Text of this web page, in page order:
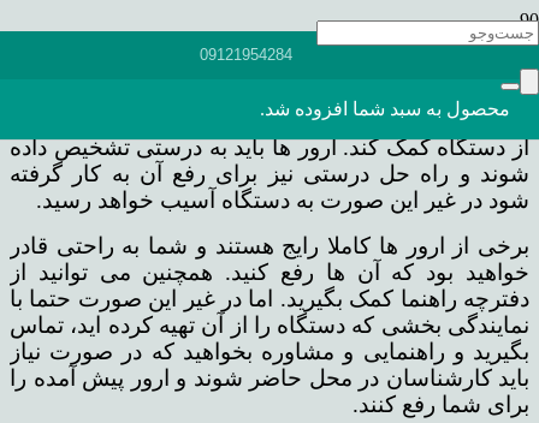
09121954284
محصول به سبد شما افزوده شد.
هر دستگاه فتوکپی هر برند و مارکی که داشته باشد،
شامل مجموعه ای از کد های خطاست که پیغام خطای
مربوطه را به صاحب دستگاه می دهد. اگر ارور ها را به
خوبی بشناسید، می تواند شما را در جهت استفاده بهتر
از دستگاه کمک کند. ارور ها باید به درستی تشخیص داده
شوند و راه حل درستی نیز برای رفع آن به کار گرفته
شود در غیر این صورت به دستگاه آسیب خواهد رسید.
برخی از ارور ها کاملا رایج هستند و شما به راحتی قادر
خواهید بود که آن ها رفع کنید. همچنین می توانید از
دفترچه راهنما کمک بگیرید. اما در غیر این صورت حتما با
نمایندگی بخشی که دستگاه را از آن تهیه کرده اید، تماس
بگیرید و راهنمایی و مشاوره بخواهید که در صورت نیاز
باید کارشناسان در محل حاضر شوند و ارور پیش آمده را
برای شما رفع کنند.